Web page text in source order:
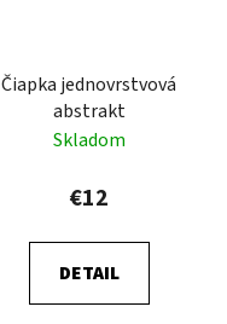
Čiapka jednovrstvová
abstrakt
Skladom
€12
DETAIL